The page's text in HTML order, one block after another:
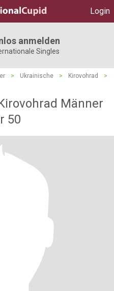
Login
anmelden
Singles
> Ukrainische > Kirovohrad
>
Männer
50